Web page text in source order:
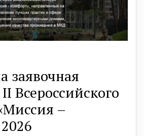
заявочная
Всероссийского
–